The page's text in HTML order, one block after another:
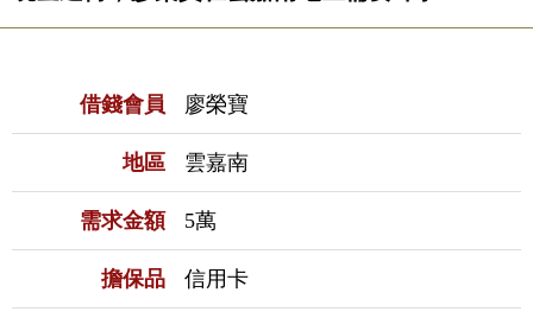
借錢會員 廖榮寶
地區 雲嘉南
需求金額 5萬
擔保品 信用卡